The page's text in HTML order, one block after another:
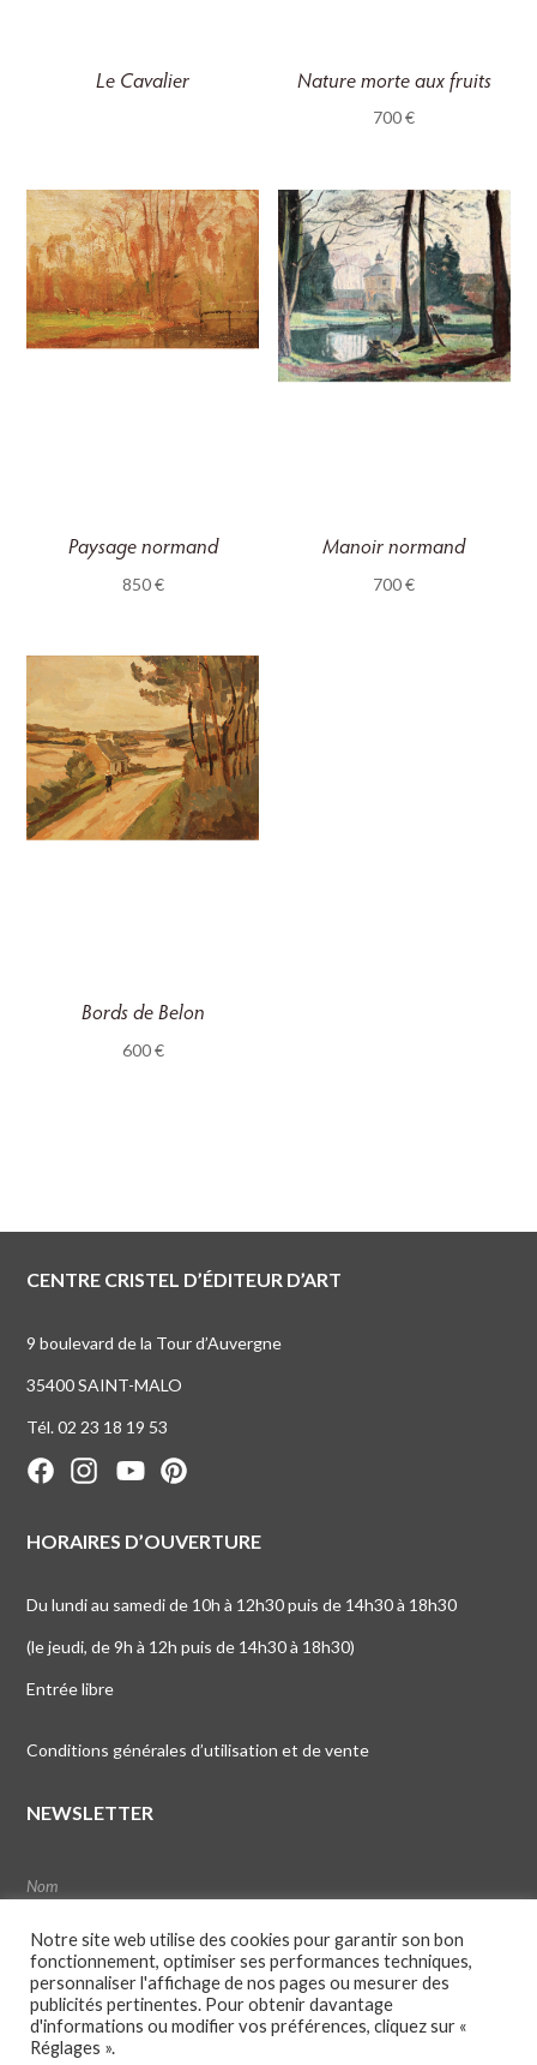
Le Cavalier Nature morte aux fruits
700€
Paysage normand
850€
Manoir normand
700€
Bords de Belon
600€
CENTRE CRISTEL D’ÉDITEUR D’ART
9 boulevard de la Tour d’Auvergne
35400 SAINT-MALO
Tél. 02 23 18 19 53
HORAIRES D’OUVERTURE
Du lundi au samedi de 10h à 12h30 puis de 14h30 à 18h30
(le jeudi, de 9h à 12h puis de 14h30 à 18h30)
Entrée libre
Conditions générales d’utilisation et de vente
NEWSLETTER
Notre site web utilise des cookies pour garantir son bon
fonctionnement, optimiser ses performances techniques,
personnaliser l'affichage de nos pages ou mesurer des
publicités pertinentes. Pour obtenir davantage
d'informations ou modifier vos préférences, cliquez sur «
Réglages ».